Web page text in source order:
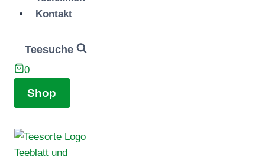
Kontakt
Teesuche
0
Shop